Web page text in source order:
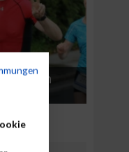
Kärnten